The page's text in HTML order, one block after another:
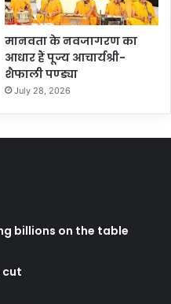
मानवता के नवजागरण का
आधार हैं पूज्य आचार्यश्री-
शैफाली पण्ड्या
July 28, 2026
billions on the table
cut